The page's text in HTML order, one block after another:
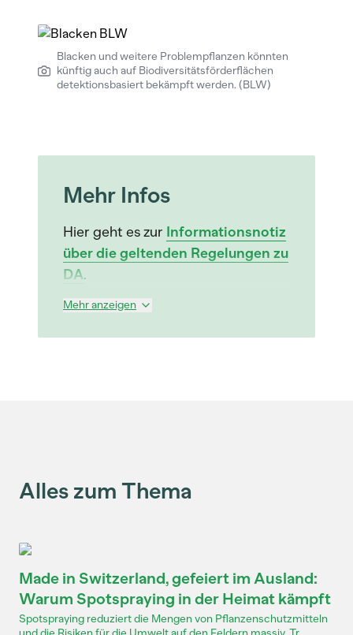
Blacken und weitere Problempflanzen könnten
künftig auch auf Biodiversitätsförderflächen
detektionsbasiert bekämpft werden. (BLW)
Mehr Infos
Hier geht es zur Informationsnotiz
über die geltenden Regelungen zu
DA.
Mehr anzeigen
Alles zum Thema
Made in Switzerland, gefeiert im Ausland:
Warum Spotspraying in der Heimat kämpft
Spotspraying reduziert die Mengen von Pflanzenschutzmitteln